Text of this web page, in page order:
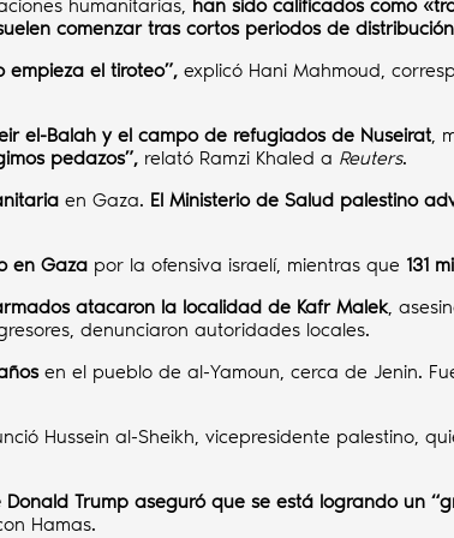
humanitarias, han sido calificados como
comenzar tras cortos periodos de distribución
empieza el tiroteo”, explicó Hani Mahmoud,
el-Balah y el campo de refugiados de Nuseirat,
pedazos”, relató Ramzi Khaled a Reuters.
en Gaza. El Ministerio de Salud palestino
en Gaza por la ofensiva israelí, mientras que 131
atacaron la localidad de Kafr Malek,
denunciaron autoridades locales.
en el pueblo de al-Yamoun, cerca de Jenin.
Hussein al-Sheikh, vicepresidente palestino,
Donald Trump aseguró que se está logrando un
Hamas.